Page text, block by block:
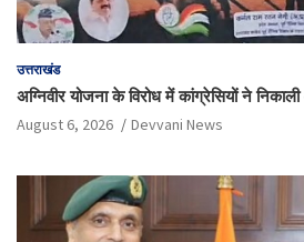
उत्तराखंड
अग्निवीर योजना के विरोध में कांग्रेसियों ने
August 6, 2026 Devvani News